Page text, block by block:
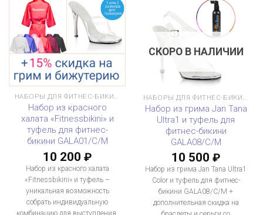
НАБОРЫ ДЛЯ ФИТНЕС-БИКИНИ
Набор из красного
халата «Fitnessbikini» и
туфель для фитнес-
бикини GALA01/C/M
10 200 ₽
Набор из красного халата
«Fitnessbikini» и туфель –
уникальная возможность
собрать индивидуальную
комбинацию для выступления.
СКОРО В НАЛИЧИИ
Набор из грима Jan Tana
Ultra1 и туфель для
фитнес-бикини
GALA08/C/M
10 500 ₽
Набор из грима Jan Tana Ultra1
Color и туфель для фитнес-
бикини GALA08/C/M +
дополнительная скидка на